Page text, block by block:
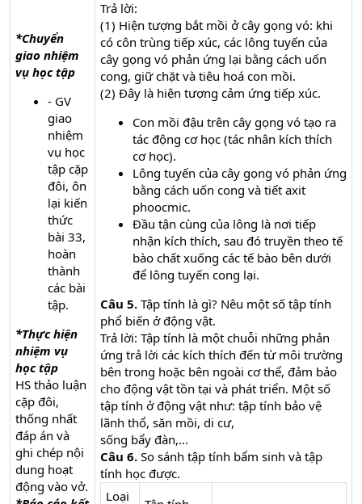
*Chuyển
giao nhiệm
vụ học tập
- GV
giao
nhiệm
vụ học
tập cặp
đôi, ôn
lại kiến
thức
bài 33,
hoàn
thành
các bài
tập.
*Thực hiện
nhiệm vụ
học tập
HS thảo luận
cặp đôi,
thống nhất
đáp án và
ghi chép nội
dung hoạt
động vào vở.
Trả lời:
(1) Hiện tượng bắt mồi ở cây gọng vó: khi
có côn trùng tiếp xúc, các lông tuyến của
cây gọng vó phản ứng lại bằng cách uốn
cong, giữ chặt và tiêu hoá con mồi.
(2) Đây là hiện tượng cảm ứng tiếp xúc.
Con mồi đậu trên cây gọng vó tạo ra
tác động cơ học (tác nhân kích thích
cơ học).
Lông tuyến của cây gọng vó phản ứng
bằng cách uốn cong và tiết axit
phoocmic.
Đầu tận cùng của lông là nơi tiếp
nhận kích thích, sau đó truyền theo tế
bào chất xuống các tế bào bên dưới
để lông tuyến cong lại.
Câu 5. Tập tính là gì? Nêu một số tập tính
phổ biến ở động vật.
Trả lời: Tập tính là một chuỗi những phản
ứng trả lời các kích thích đến từ môi trường
bên trong hoặc bên ngoài cơ thể, đảm bảo
cho động vật tồn tại và phát triển. Một số
tập tính ở động vật như: tập tính bảo vệ
lãnh thổ, săn mồi, di cư,
sống bẩy đàn,...
Câu 6. So sánh tập tính bẩm sinh và tập
tính học được.
Loại